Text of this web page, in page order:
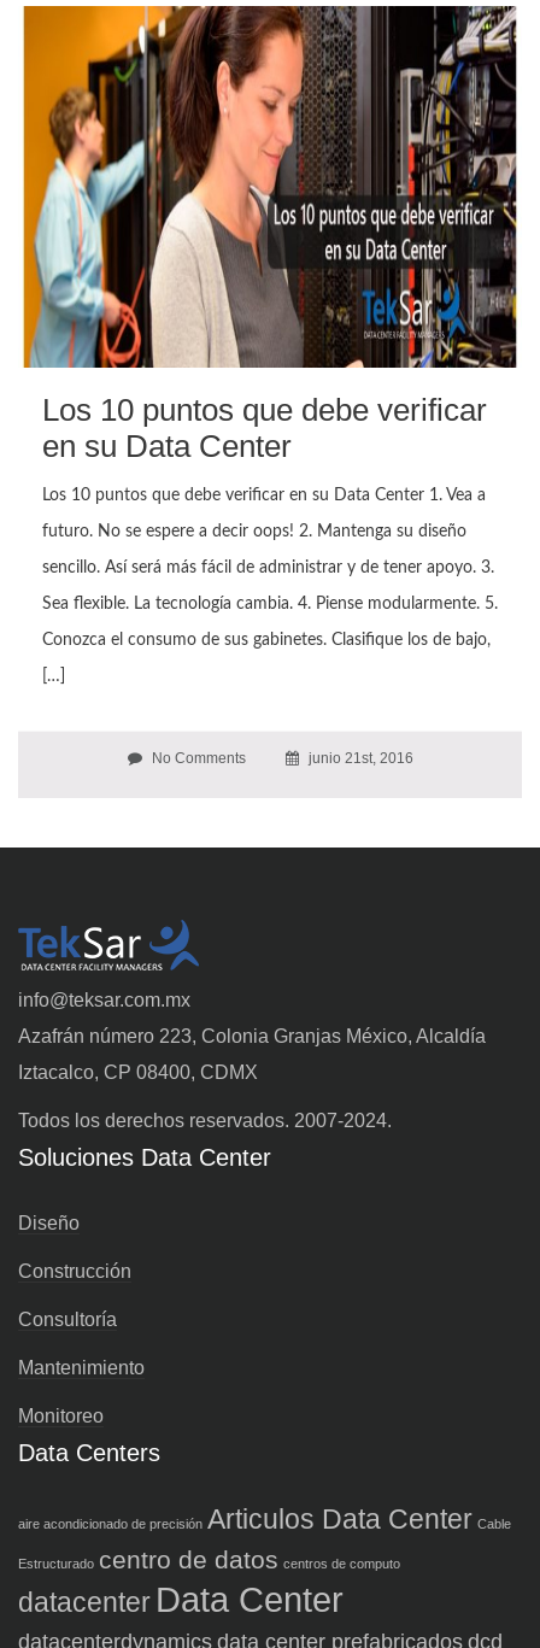
Los 10 puntos que debe verificar
en su Data Center
Los 10 puntos que debe verificar en su Data Center 1. Vea a
futuro. No se espere a decir oops! 2. Mantenga su diseño
sencillo. Así será más fácil de administrar y de tener apoyo. 3.
Sea flexible. La tecnología cambia. 4. Piense modularmente. 5.
Conozca el consumo de sus gabinetes. Clasifique los de bajo,
[…]
No Comments junio 21st, 2016
info@teksar.com.mx
Azafrán número 223, Colonia Granjas México, Alcaldía
Iztacalco, CP 08400, CDMX
Todos los derechos reservados. 2007-2024.
Soluciones Data Center
Diseño
Construcción
Consultoría
Mantenimiento
Monitoreo
Data Centers
aire acondicionado de precisión Articulos Data Center Cable
Estructurado centro de datos centros de computo
datacenter Data Center
datacenterdynamicsdata center prefabricadosdcd